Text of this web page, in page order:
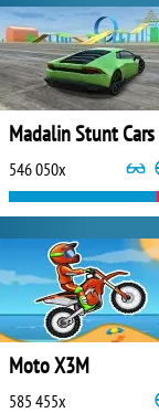
Madalin Stunt
546 050x
Moto X3M
585 455x